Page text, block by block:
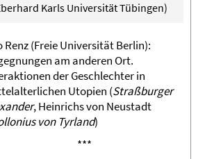
Karls Universität Tübingen)
Renz (Freie Universität Berlin):
am anderen Ort.
der Geschlechter in
Utopien (Straßburger
, Heinrichs von Neustadt
von Tyrland)
***